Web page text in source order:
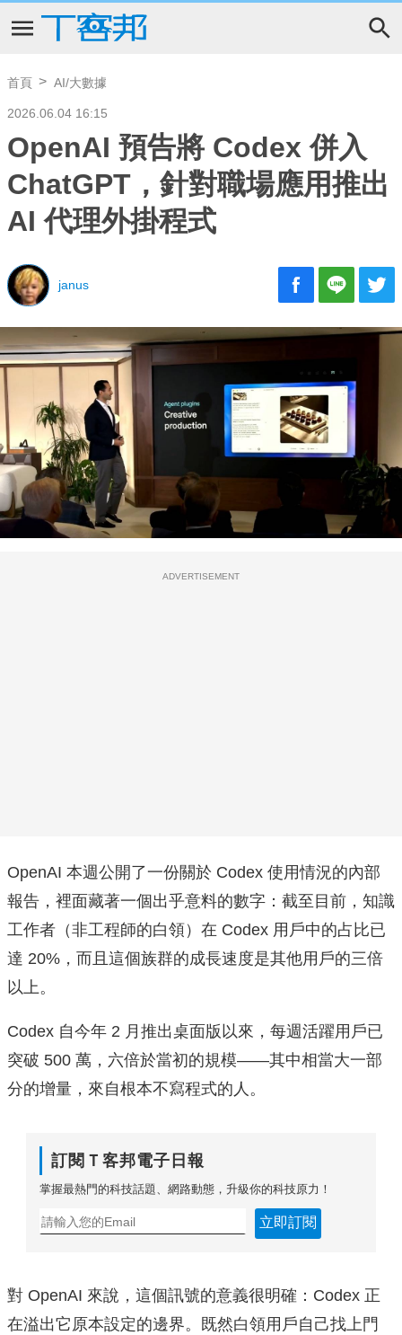
首頁 AI/大數據
2026.06.04 16:15
OpenAI 預告將 Codex 併入
ChatGPT，針對職場應用推出
AI 代理外掛程式
janus
ADVERTISEMENT
OpenAI 本週公開了一份關於 Codex 使用情況的內部
報告，裡面藏著一個出乎意料的數字：截至目前，知識
工作者（非工程師的白領）在 Codex 用戶中的占比已
達 20%，而且這個族群的成長速度是其他用戶的三倍
以上。
Codex 自今年 2 月推出桌面版以來，每週活躍用戶已
突破 500 萬，六倍於當初的規模——其中相當大一部
分的增量，來自根本不寫程式的人。
訂閱Ｔ客邦電子日報
掌握最熱門的科技話題、網路動態，升級你的科技原力！
立即訂閱
對 OpenAI 來說，這個訊號的意義很明確：Codex 正
在溢出它原本設定的邊界。既然白領用戶自己找上門